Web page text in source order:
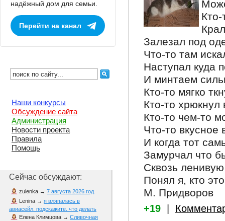
Залезал под
Что-то там
Наступал куда
И минтаем
Кто-то мягко
Кто-то хрюкнул
Кто-то чем-то
Что-то вкусное
И когда тот
Замурчал что
Сквозь
Понял я, кто
М. Придворов
+19
надёжный дом для семьи.
Перейти на канал
Наши конкурсы
Обсуждение сайта
Администрация
Новости проекта
Правила
Помощь
Сейчас обсуждают:
zulenka → 7 августа 2026 год
Lenina → я вляпалась в
авиасейл. подскажите. что делать
Елена Климцова → Сливочная